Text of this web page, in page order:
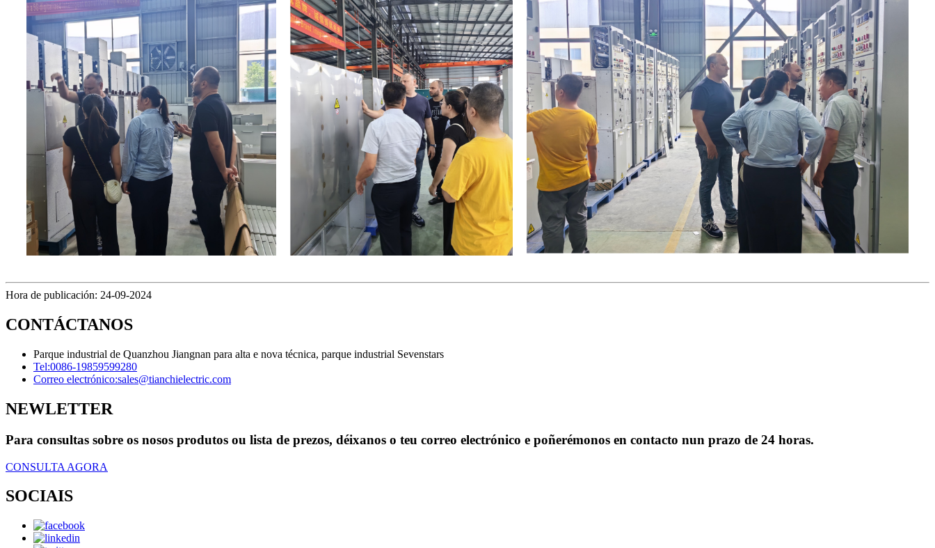
Hora de publicación: 24-09-2024
CONTÁCTANOS
Parque industrial de Quanzhou Jiangnan para alta e nova técnica, parque industrial Sevenstars
Tel:0086-19859599280
Correo electrónico:sales@tianchielectric.com
NEWLETTER
Para consultas sobre os nosos produtos ou lista de prezos, déixanos o teu correo electrónico e poñerémonos en contacto nun prazo de 24 horas.
CONSULTA AGORA
SOCIAIS